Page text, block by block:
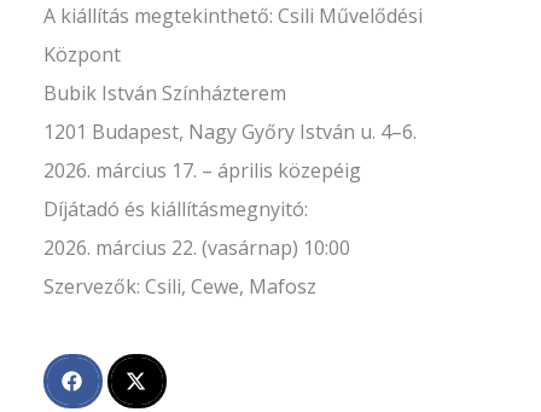
A kiállítás megtekinthető: Csili Művelődési
Központ
Bubik István Színházterem
1201 Budapest, Nagy Győry István u. 4–6.
2026. március 17. – április közepéig
Díjátadó és kiállításmegnyitó:
2026. március 22. (vasárnap) 10:00
Szervezők: Csili, Cewe, Mafosz